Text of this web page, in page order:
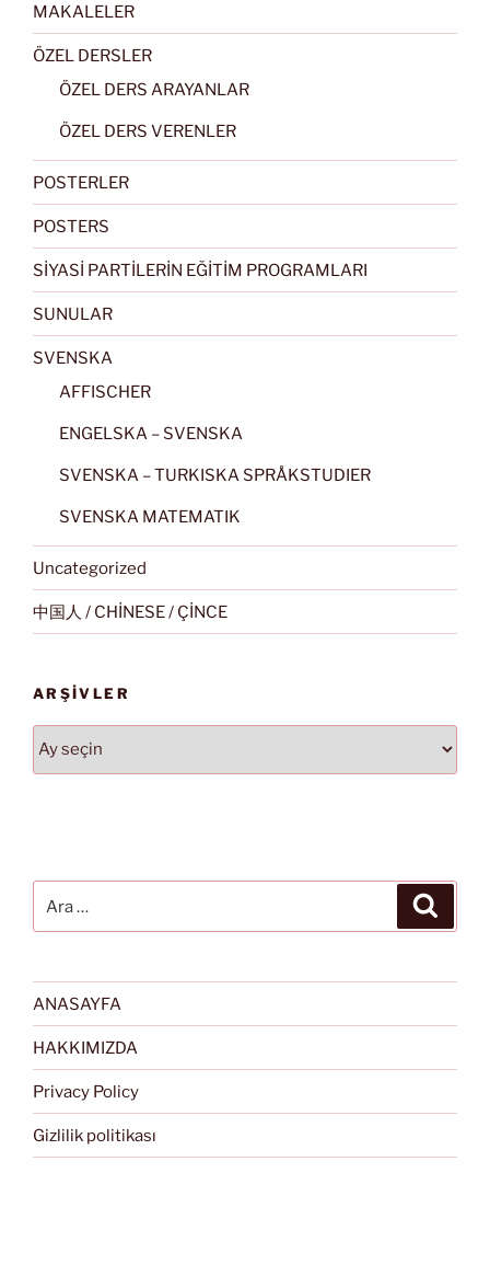
MAKALELER
ÖZEL DERSLER
ÖZEL DERS ARAYANLAR
ÖZEL DERS VERENLER
POSTERLER
POSTERS
SİYASİ PARTİLERİN EĞİTİM PROGRAMLARI
SUNULAR
SVENSKA
AFFISCHER
ENGELSKA – SVENSKA
SVENSKA – TURKISKA SPRÅKSTUDIER
SVENSKA MATEMATIK
Uncategorized
中国人 / CHİNESE / ÇİNCE
ARŞIVLER
Arşivler
ANASAYFA
HAKKIMIZDA
Privacy Policy
Gizlilik politikası